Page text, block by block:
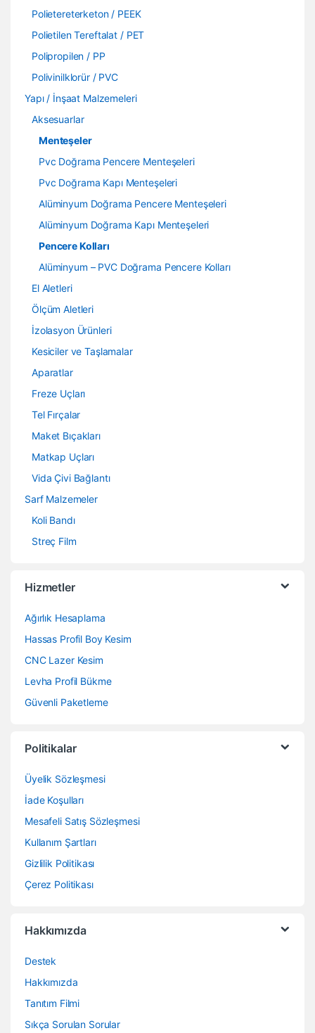
Polietereterketon / PEEK
Polietilen Tereftalat / PET
Polipropilen / PP
Polivinilklorür / PVC
Yapı / İnşaat Malzemeleri
Aksesuarlar
Menteşeler
Pvc Doğrama Pencere Menteşeleri
Pvc Doğrama Kapı Menteşeleri
Alüminyum Doğrama Pencere Menteşeleri
Alüminyum Doğrama Kapı Menteşeleri
Pencere Kolları
Alüminyum – PVC Doğrama Pencere Kolları
El Aletleri
Ölçüm Aletleri
İzolasyon Ürünleri
Kesiciler ve Taşlamalar
Aparatlar
Freze Uçları
Tel Fırçalar
Maket Bıçakları
Matkap Uçları
Vida Çivi Bağlantı
Sarf Malzemeler
Koli Bandı
Streç Film
Hizmetler
Ağırlık Hesaplama
Hassas Profil Boy Kesim
CNC Lazer Kesim
Levha Profil Bükme
Güvenli Paketleme
Politikalar
Üyelik Sözleşmesi
İade Koşulları
Mesafeli Satış Sözleşmesi
Kullanım Şartları
Gizlilik Politikası
Çerez Politikası
Hakkımızda
Destek
Hakkımızda
Tanıtım Filmi
Sıkça Sorulan Sorular